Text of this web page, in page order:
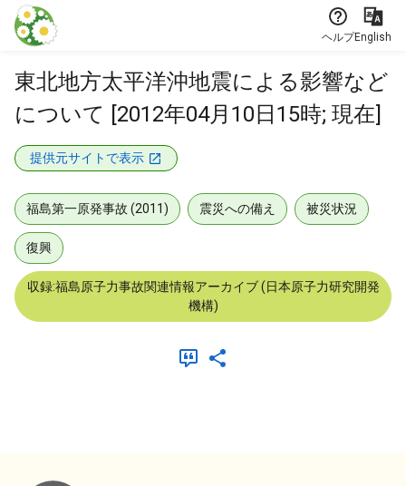
本文に飛ぶ
ヘルプEnglish
東北地方太平洋沖地震による影響など
について [2012年04月10日15時; 現在]
提供元サイトで表示
福島第一原発事故 (2011) 震災への備え 被災状況
復興
収録:福島原子力事故関連情報アーカイブ (日本原子力研究開発
機構)